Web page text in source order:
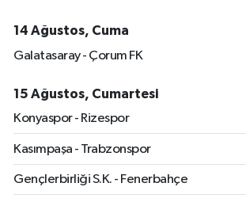
14 Ağustos, Cuma
Galatasaray - Çorum FK
15 Ağustos, Cumartesi
Konyaspor - Rizespor
Kasımpaşa - Trabzonspor
Gençlerbirliği S.K. - Fenerbahçe